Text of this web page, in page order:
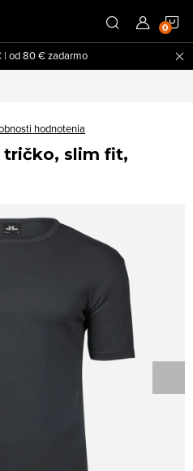
| od 80 € zadarmo
hodnotenia
tričko, slim fit,